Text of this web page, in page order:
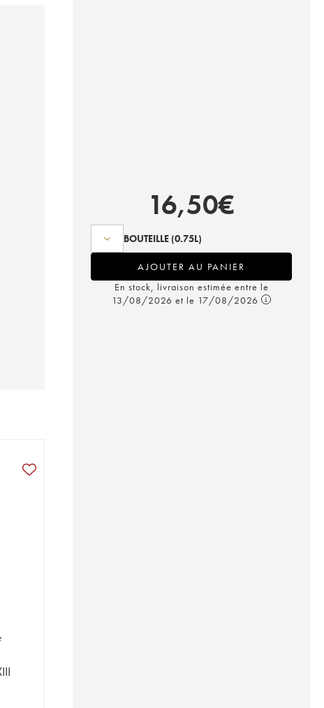
16,50€
BOUTEILLE (0.75L)
AJOUTER AU PANIER
En stock, livraison estimée entre le
13/08/2026 et le 17/08/2026